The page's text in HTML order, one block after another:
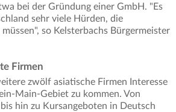
bei der Gründung einer GmbH. "Es
sehr viele Hürden, die
so Kelsterbachs Bürgermeister
Firmen
zwölf asiatische Firmen Interesse
Main-Gebiet zu kommen. Von
hin zu Kursangeboten in Deutsch